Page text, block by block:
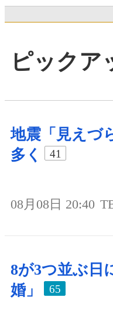
ピックア
地震「見えづ
多く
41
08月08日 20:40
8が3つ並ぶ日
婚」
65